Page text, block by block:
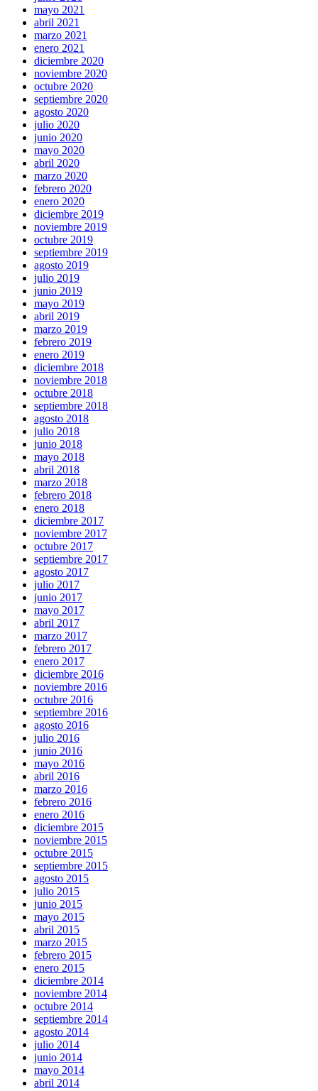
mayo 2021
abril 2021
marzo 2021
enero 2021
diciembre 2020
noviembre 2020
octubre 2020
septiembre 2020
agosto 2020
julio 2020
junio 2020
mayo 2020
abril 2020
marzo 2020
febrero 2020
enero 2020
diciembre 2019
noviembre 2019
octubre 2019
septiembre 2019
agosto 2019
julio 2019
junio 2019
mayo 2019
abril 2019
marzo 2019
febrero 2019
enero 2019
diciembre 2018
noviembre 2018
octubre 2018
septiembre 2018
agosto 2018
julio 2018
junio 2018
mayo 2018
abril 2018
marzo 2018
febrero 2018
enero 2018
diciembre 2017
noviembre 2017
octubre 2017
septiembre 2017
agosto 2017
julio 2017
junio 2017
mayo 2017
abril 2017
marzo 2017
febrero 2017
enero 2017
diciembre 2016
noviembre 2016
octubre 2016
septiembre 2016
agosto 2016
julio 2016
junio 2016
mayo 2016
abril 2016
marzo 2016
febrero 2016
enero 2016
diciembre 2015
noviembre 2015
octubre 2015
septiembre 2015
agosto 2015
julio 2015
junio 2015
mayo 2015
abril 2015
marzo 2015
febrero 2015
enero 2015
diciembre 2014
noviembre 2014
octubre 2014
septiembre 2014
agosto 2014
julio 2014
junio 2014
mayo 2014
abril 2014